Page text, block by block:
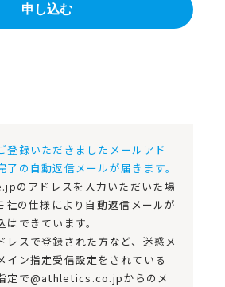
登録いただきましたメールアド
了の自動返信メールが届きます。
のアドレスを入力いただいた場
社の仕様により自動返信メールが
できています。
レスで登録された方など、迷惑メ
イン指定受信設定をされている
定で@athletics.co.jpからのメ